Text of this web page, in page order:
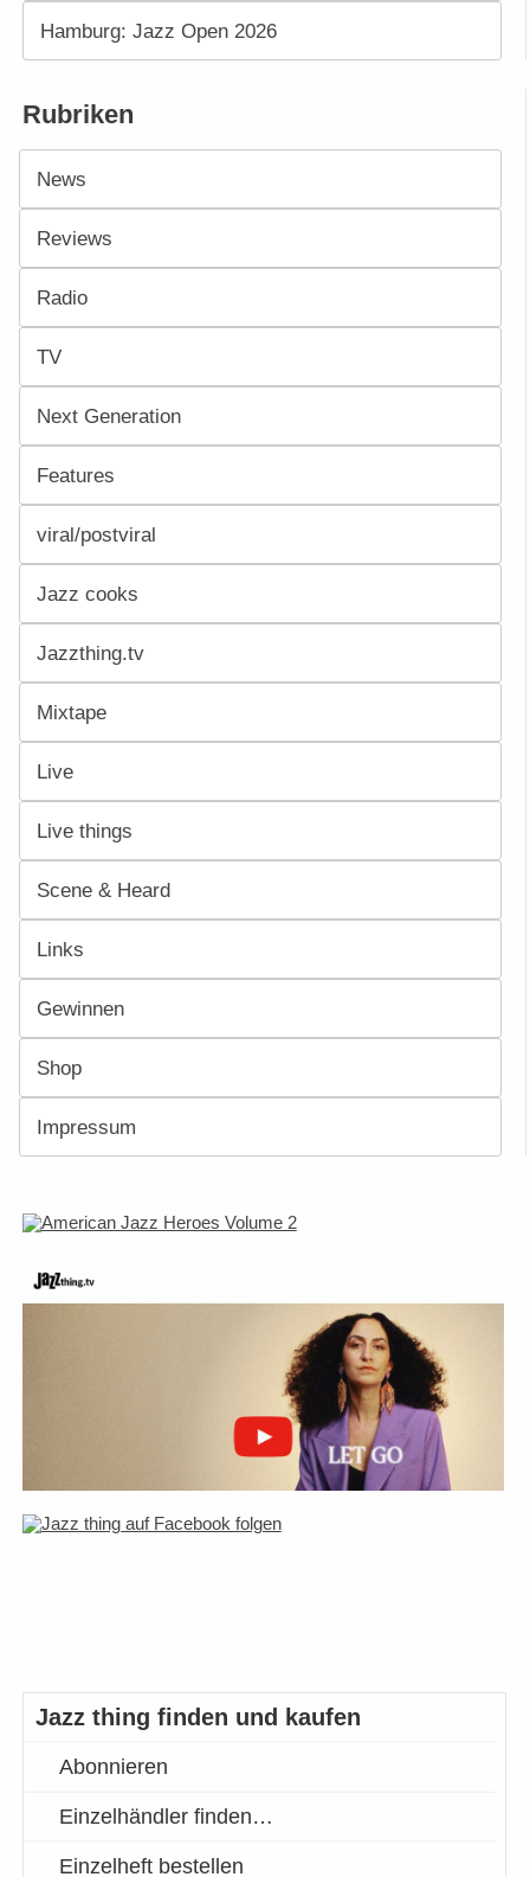
Hamburg: Jazz Open 2026
Rubriken
News
Reviews
Radio
TV
Next Generation
Features
viral/postviral
Jazz cooks
Jazzthing.tv
Mixtape
Live
Live things
Scene & Heard
Links
Gewinnen
Shop
Impressum
Jazz thing finden und kaufen
Abonnieren
Einzelhändler finden…
Einzelheft bestellen